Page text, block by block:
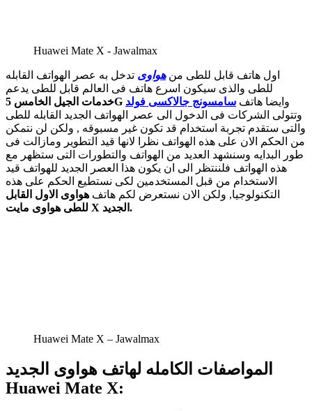
Huawei Mate X - Jawalmax
اول هاتف قابل للطى منهواوى تدخل به عصر الهواتف القابله
للطى والذى سيكون اسرع هاتف فى العالم قابل للطى يدعم
خدمات الجيل الخامس 5G
وايضا هاتف سامسونج جالاكسى فولد
وتتولى الشركات فى الدخول الى عصر الهواتف الجديد القابله للطى
والتى ستقدم تجربة استخدام قد تكون غير مسبوقه , ولكن لن نتمكن
من الحكم الان على هذه الهواتف نظرا لانها قيد التطوير ومازالت فى
طور البدايه وسنشهد العديد من الهواتف والتطورات التى ستظهر مع
هذه الهواتف فلننتظر الى ان يكون هذا العصر الجديد للهواتف قيد
الاستخدام من قبل المستخدمين لكى نستطيع الحكم على هذه
التكنولوجيا, ولكن الان نستعرض لكم هاتف هواوى الاول القابل
للطى هواوى مايت X الجديد.
Huawei Mate X – Jawalmax
المواصفات الكامله لهاتف هواوى الجديد
Huawei Mate X: